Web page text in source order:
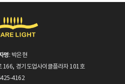
명: 박은현
166, 경기도업사이클플라자 101호
4162